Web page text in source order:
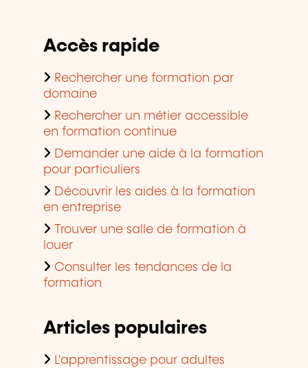
Accès rapide
Rechercher une formation par
domaine
Rechercher un métier accessible
en formation continue
Demander une aide à la formation
pour particuliers
Découvrir les aides à la formation
en entreprise
Trouver une salle de formation à
louer
Consulter les tendances de la
formation
Articles populaires
L'apprentissage pour adultes